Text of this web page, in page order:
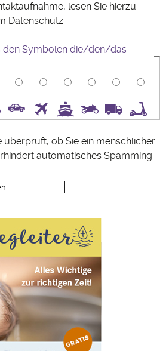
lesen Sie hierzu
Datenschutz.
den Symbolen die/den/das
überprüft, ob Sie ein menschlicher
automatisches Spamming.